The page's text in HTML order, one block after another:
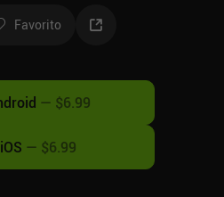
Favorito
— $6.99
iOS — $6.99